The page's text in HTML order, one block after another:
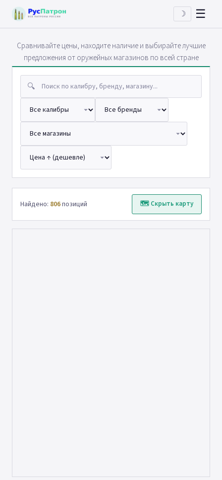
☽ ☰
Сравнивайте цены, находите наличие и выбирайте лучшие
предложения от оружейных магазинов по всей стране
🔍
Найдено: 806позиций 🗺 Скрыть карту